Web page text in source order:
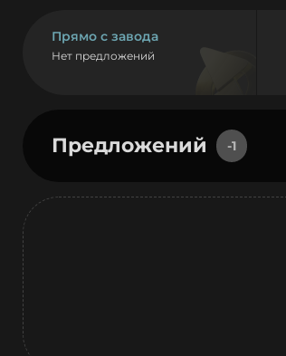
Прямо с завода
Нет предложений
Предложений -1